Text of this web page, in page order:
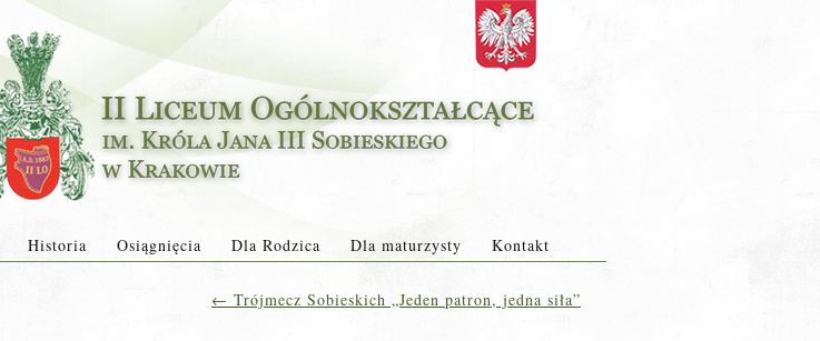
Historia Osiągnięcia Dla Rodzica Dla maturzysty Kontakt
← Trójmecz Sobieskich „Jeden patron, jedna siła”